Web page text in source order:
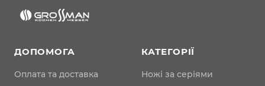
ДОПОМОГА
Оплата та доставка
КАТЕГОРІЇ
Ножі за серіями